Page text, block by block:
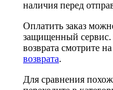
наличия перед
Оплатить заказ
защищенный
возврата смотрите
возврата.
Для сравнения